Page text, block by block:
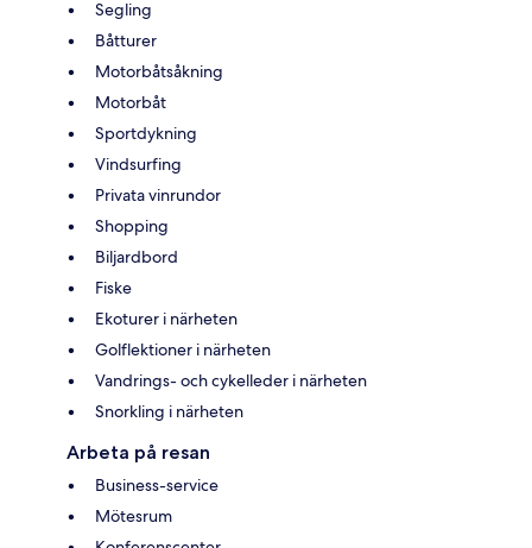
Segling
Båtturer
Motorbåtsåkning
Motorbåt
Sportdykning
Vindsurfing
Privata vinrundor
Shopping
Biljardbord
Fiske
Ekoturer i närheten
Golflektioner i närheten
Vandrings- och cykelleder i närheten
Snorkling i närheten
Arbeta på resan
Business-service
Mötesrum